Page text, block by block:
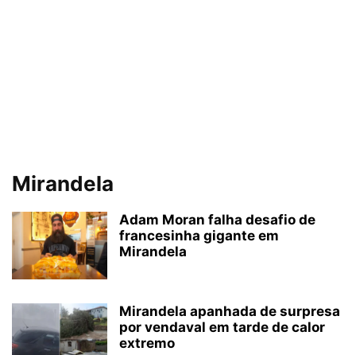
Mirandela
Adam Moran falha desafio de
francesinha gigante em
Mirandela
Mirandela apanhada de surpresa
por vendaval em tarde de calor
extremo